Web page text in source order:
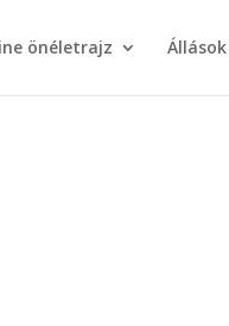
önéletrajz Állások